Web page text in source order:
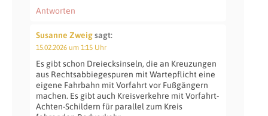
Antworten
Susanne Zweigsagt:
15.02.2026 um 1:15 Uhr
Es gibt schon Dreiecksinseln, die an Kreuzungen
aus Rechtsabbiegespuren mit Wartepflicht eine
eigene Fahrbahn mit Vorfahrt vor Fußgängern
machen. Es gibt auch Kreisverkehre mit Vorfahrt-
Achten-Schildern für parallel zum Kreis